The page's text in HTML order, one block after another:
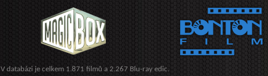
V databázi je celkem 1.871 filmů a 2.267 Blu-ray edic.